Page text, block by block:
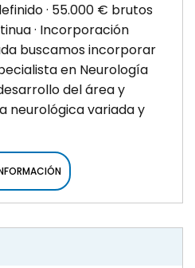
· 55.000 € brutos
· Incorporación
buscamos incorporar
en Neurología
del área y
neurológica variada y